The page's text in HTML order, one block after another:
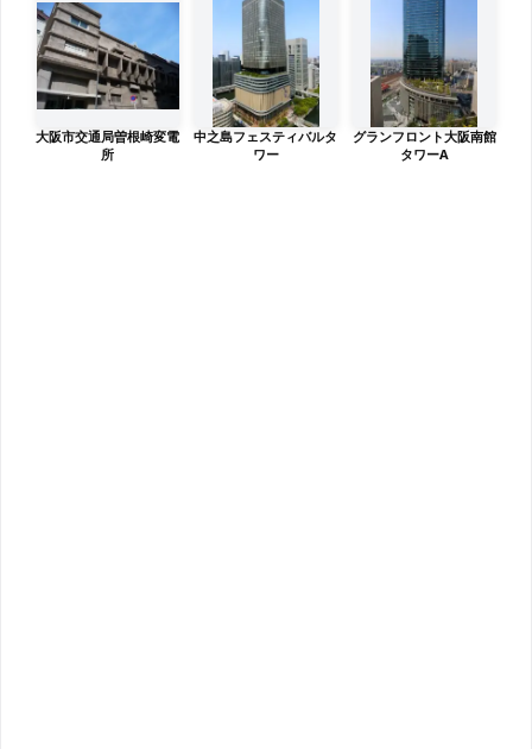
大阪市交通局曽根崎変電
所
中之島フェスティバルタ
ワー
グランフロント大阪南館
タワーA